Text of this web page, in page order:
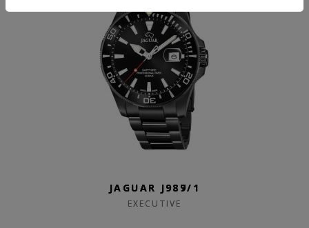
JAGUAR J989/1
EXECUTIVE
JAGUAR J987/1
EXECUTIVE